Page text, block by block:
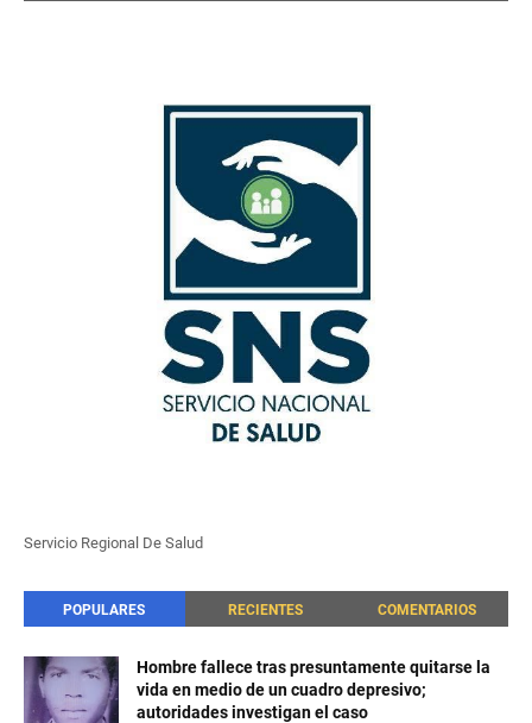
Servicio Regional De Salud
POPULARES RECIENTES COMENTARIOS
Hombre fallece tras presuntamente quitarse la
vida en medio de un cuadro depresivo;
autoridades investigan el caso